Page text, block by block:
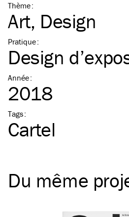
Thème:
Art Design
Pratique:
Design
Année:
2018
Tags:
Cartel
Du même